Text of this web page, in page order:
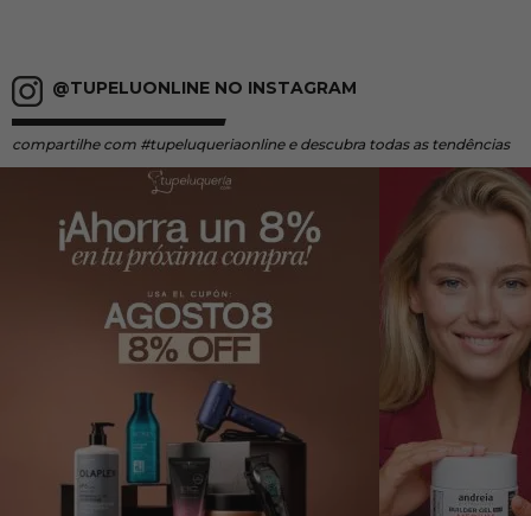
@TUPELUONLINE NO INSTAGRAM
compartilhe com #tupeluqueriaonline e descubra todas as tendências